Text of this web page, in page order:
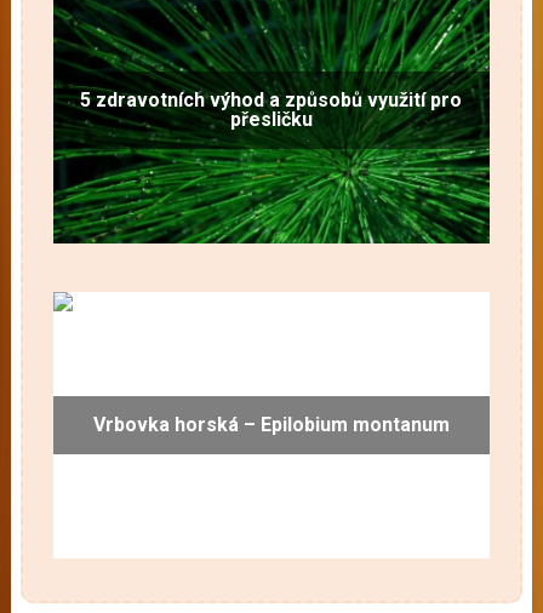
5 zdravotních výhod a způsobů využití pro
přesličku
Vrbovka horská – Epilobium montanum